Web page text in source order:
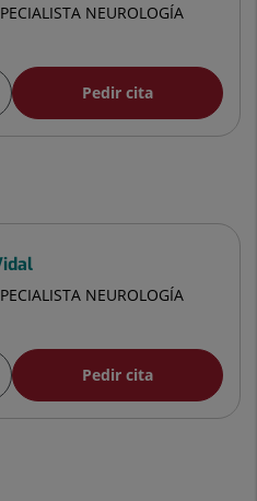
NEUROLOGÍA
Pedir cita
NEUROLOGÍA
Pedir cita